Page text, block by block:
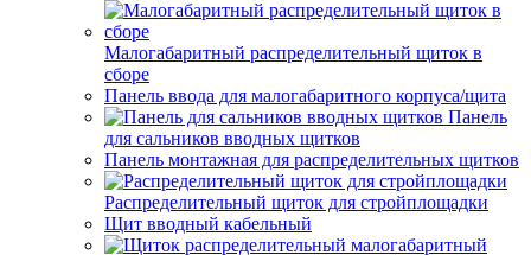
Малогабаритный распределительный щиток в
сборе
Панель ввода для малогабаритного корпуса/щита
Панель
для сальников вводных щитков
Панель монтажная для распределительных щитков
Распределительный щиток для стройплощадки
Щит вводный кабельный